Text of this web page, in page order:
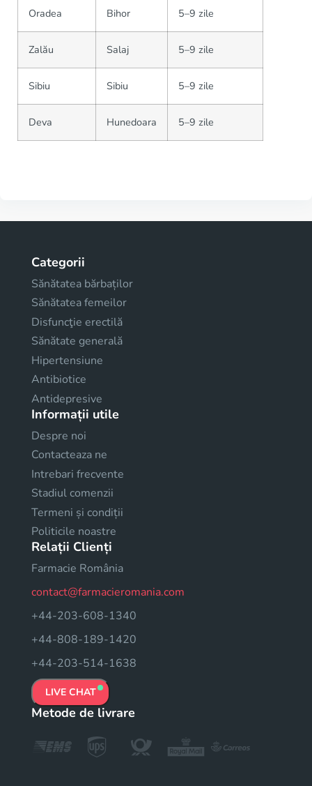
Oradea Bihor 5–9 zile
Zalău Salaj 5–9 zile
Sibiu Sibiu 5–9 zile
Deva Hunedoara 5–9 zile
Categorii
Sănătatea bărbaților
Sănătatea femeilor
Disfuncţie erectilă
Sănătate generală
Hipertensiune
Antibiotice
Antidepresive
Informații utile
Despre noi
Contacteaza ne
Intrebari frecvente
Stadiul comenzii
Termeni și condiții
Politicile noastre
Relații Clienți
Farmacie România
contact@farmacieromania.com
+44-203-608-1340
+44-808-189-1420
+44-203-514-1638
LIVE CHAT
Metode de livrare